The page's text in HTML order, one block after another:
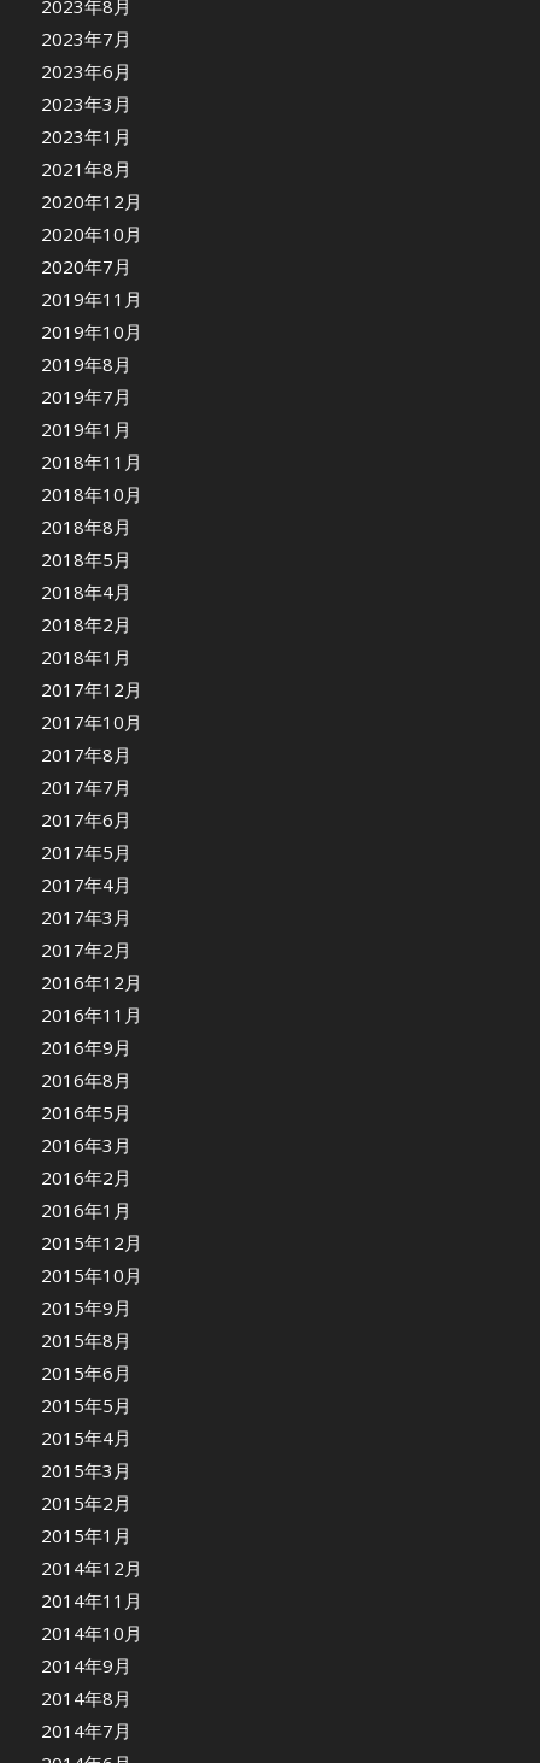
2023年8月
2023年7月
2023年6月
2023年3月
2023年1月
2021年8月
2020年12月
2020年10月
2020年7月
2019年11月
2019年10月
2019年8月
2019年7月
2019年1月
2018年11月
2018年10月
2018年8月
2018年5月
2018年4月
2018年2月
2018年1月
2017年12月
2017年10月
2017年8月
2017年7月
2017年6月
2017年5月
2017年4月
2017年3月
2017年2月
2016年12月
2016年11月
2016年9月
2016年8月
2016年5月
2016年3月
2016年2月
2016年1月
2015年12月
2015年10月
2015年9月
2015年8月
2015年6月
2015年5月
2015年4月
2015年3月
2015年2月
2015年1月
2014年12月
2014年11月
2014年10月
2014年9月
2014年8月
2014年7月